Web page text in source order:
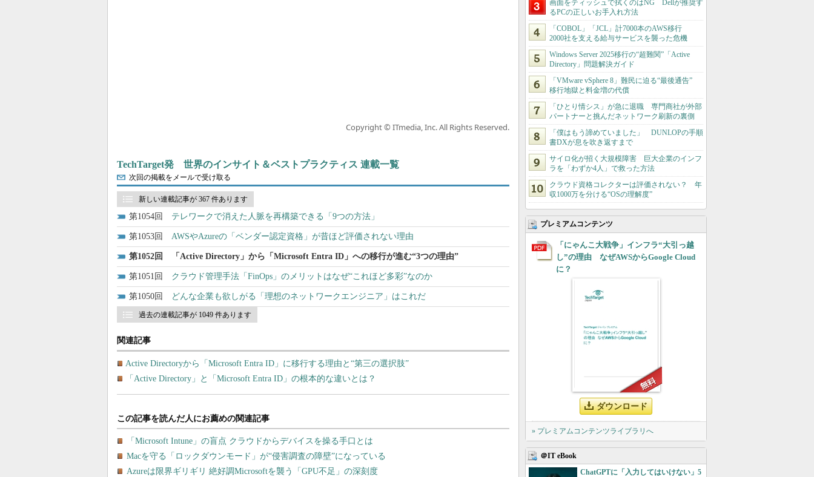
Copyright © ITmedia, Inc. All Rights Reserved.
TechTarget発 世界のインサイト＆ベストプラクティス 連載一覧
次回の掲載をメールで受け取る
新しい連載記事が 367 件あります
1054 テレワークで消えた人脈を再構築できる「9つの方法」
1053 AWSやAzureの「ベンダー認定資格」が昔ほど評価されない理由
1052 「Active Directory」から「Microsoft Entra ID」への移行が進む“3つの理由”
1051 クラウド管理手法「FinOps」のメリットはなぜ“これほど多彩”なのか
1050 どんな企業も欲しがる「理想のネットワークエンジニア」はこれだ
過去の連載記事が 1049 件あります
関連記事
Active Directoryから「Microsoft Entra ID」に移行する理由と“第三の選択肢”
「Active Directory」と「Microsoft Entra ID」の根本的な違いとは？
画面をティッシュで拭くのはNG Dellが推奨す
るPCの正しいお手入れ方法
「COBOL」「JCL」計7000本のAWS移行
2000社を支える給与サービスを襲った危機
Windows Server 2025移行の“超難関”「Active
Directory」問題解決ガイド
「VMware vSphere 8」難民に迫る“最後通告”
移行地獄と料金増の代償
「ひとり情シス」が急に退職 専門商社が外部
パートナーと挑んだネットワーク刷新の裏側
「僕はもう諦めていました」 DUNLOPの手順
書DXが息を吹き返すまで
サイロ化が招く大規模障害 巨大企業のインフ
ラを「わずか4人」で救った方法
クラウド資格コレクターは評価されない？ 年
収1000万を分ける“OSの理解度”
プレミアムコンテンツ
「にゃんこ大戦争」インフラ“大引っ越
し”の理由 なぜAWSからGoogle Cloud
に？
ダウンロード
» プレミアムコンテンツライブラリへ
＠IT eBook
ChatGPTに「入力してはいけない」5